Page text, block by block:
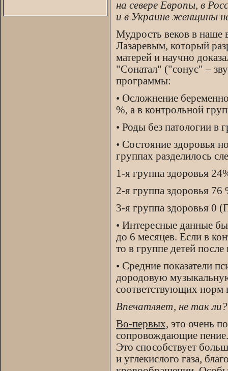
на севере Европы, в
и в Украине женщины
Мудрость веков в наше
Лазаревым, который
матерей и научно
"Сонатал" ("сонус" –
программы:
• Осложнение
%, а в контрольной
• Роды без патологии в
• Состояние здоровья
группах разделилось
1-я группа здоровья
2-я группа здоровья
3-я группа здоровья 0
• Интересные данные
до 6 месяцев. Если в
то в группе детей
• Средние показатели
дородовую
соответствующих норм
Впечатляет, не так
Во-первых, это очень
сопровождающие пение.
Это способствует
и углекислого газа,